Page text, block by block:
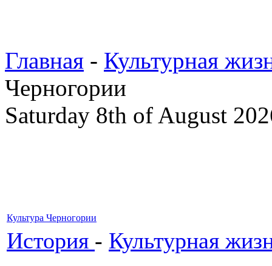
Главная - Культурная
Черногории
Saturday 8th of August
Культура Черногории
История - Культурная